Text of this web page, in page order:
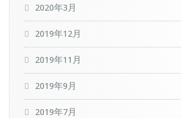
2020年3月
2019年12月
2019年11月
2019年9月
2019年7月